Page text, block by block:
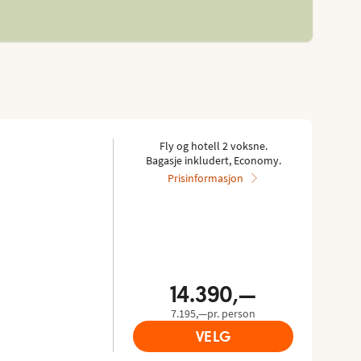
Fly og hotell 2 voksne.
Bagasje inkludert, Economy.
Prisinformasjon
14.390,—
7.195,—pr. person
VELG